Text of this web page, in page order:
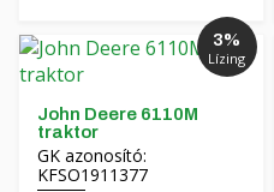
3%
Lízing
John Deere 6110M
traktor
GK azonosító:
KFSO1911377